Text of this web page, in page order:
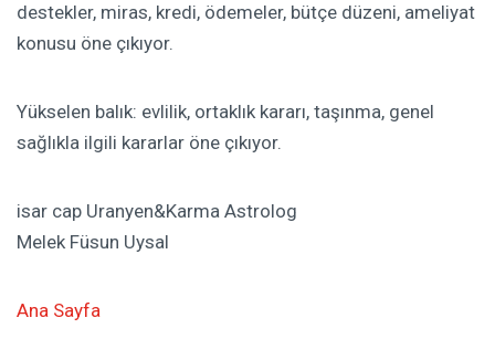
destekler, miras, kredi, ödemeler, bütçe düzeni, ameliyat
konusu öne çıkıyor.
Yükselen balık: evlilik, ortaklık kararı, taşınma, genel
sağlıkla ilgili kararlar öne çıkıyor.
isar cap Uranyen&Karma Astrolog
Melek Füsun Uysal
Ana Sayfa